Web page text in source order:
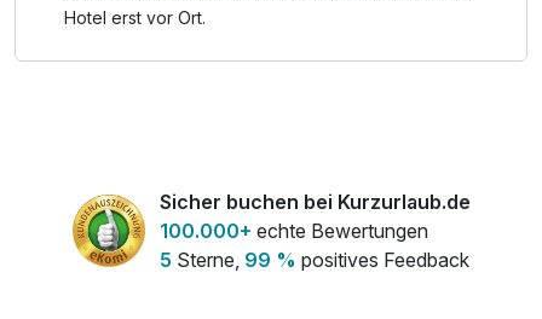
Hotel erst vor Ort.
Sicher buchen bei Kurzurlaub.de
100.000+ echte Bewertungen
5 Sterne, 99 % positives Feedback